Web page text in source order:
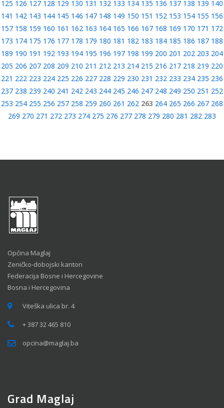
125 126 127 128 129 130 131 132 133 134 135 136 137 138 139 140
141 142 143 144 145 146 147 148 149 150 151 152 153 154 155 156
157 158 159 160 161 162 163 164 165 166 167 168 169 170 171 172
173 174 175 176 177 178 179 180 181 182 183 184 185 186 187 188
189 190 191 192 193 194 195 196 197 198 199 200 201 202 203 204
205 206 207 208 209 210 211 212 213 214 215 216 217 218 219 220
221 222 223 224 225 226 227 228 229 230 231 232 233 234 235 236
237 238 239 240 241 242 243 244 245 246 247 248 249 250 251 252
253 254 255 256 257 258 259 260 261 262 263 264 265 266 267 268
269 270 271 272 273 274 275 276 277 278 279 280 281 282 283
Općina Maglaj
Zeničko-dobojski kanton
Federacija Bosne i Hercegovine
Bosna i Hercegovina
Viteška ulica br. 4
+ 387 32 465 810
opcina@maglaj.ba
Grad Maglaj